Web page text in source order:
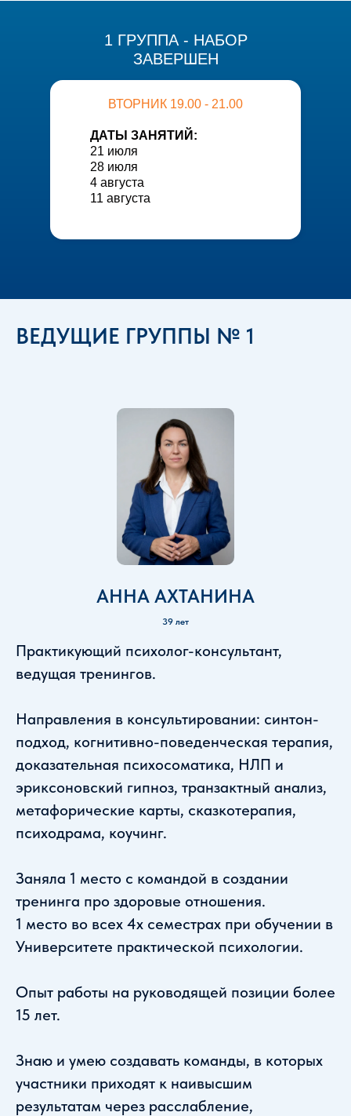
1 ГРУППА - НАБОР
ЗАВЕРШЕН
ДАТЫ ЗАНЯТИЙ:
21 июля
28 июля
4 августа
11 августа
ВТОРНИК 19.00 - 21.00
ВЕДУЩИЕ ГРУППЫ № 1
АННА АХТАНИНА
39 лет
Практикующий психолог-консультант,
ведущая тренингов.
Направления в консультировании: синтон-
подход, когнитивно-поведенческая терапия,
доказательная психосоматика, НЛП и
эриксоновский гипноз, транзактный анализ,
метафорические карты, сказкотерапия,
психодрама, коучинг.
Заняла 1 место с командой в создании
тренинга про здоровые отношения.
1 место во всех 4х семестрах при обучении в
Университете практической психологии.
Опыт работы на руководящей позиции более
15 лет.
Знаю и умею создавать команды, в которых
участники приходят к наивысшим
результатам через расслабление,